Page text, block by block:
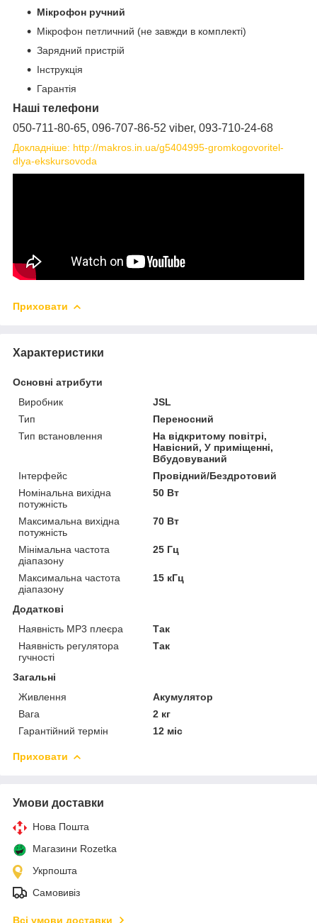
Мікрофон ручний
Мікрофон петличний (не завжди в комплекті)
Зарядний пристрій
Інструкція
Гарантія
Наші телефони
050-711-80-65, 096-707-86-52 viber, 093-710-24-68
Докладніше: http://makros.in.ua/g5404995-gromkogovoritel-
dlya-ekskursovoda
Приховати
Характеристики
Основні атрибути
Виробник
JSL
Тип
Переносний
Тип встановлення
На відкритому повітрі,
Навісний, У приміщенні,
Вбудовуваний
Інтерфейс
Провідний/Бездротовий
Номінальна вихідна
потужність
50 Вт
Максимальна вихідна
потужність
70 Вт
Мінімальна частота
діапазону
25 Гц
Максимальна частота
діапазону
15 кГц
Додаткові
Наявність MP3 плеєра
Так
Наявність регулятора
гучності
Так
Загальні
Живлення
Акумулятор
Вага
2 кг
Гарантійний термін
12 міс
Приховати
Умови доставки
Нова Пошта
Магазини Rozetka
Укрпошта
Самовивіз
Всі умови доставки